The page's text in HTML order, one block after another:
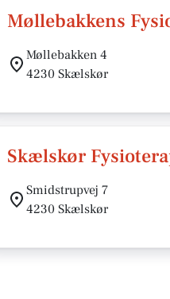
Møllebakkens
Møllebakken 4
4230 Skælskør
Skælskør
Smidstrupvej 7
4230 Skælskør